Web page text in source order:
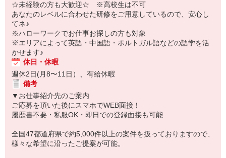
☆未経験の方も大歓迎☆ ※高校生は不可
あなたのレベルに合わせた研修をご用意しているので、安心し
てネ♪
※ハローワークでお仕事お探しの方も対象
※エリアによって英語・中国語・ポルトガル語などの語学を活
かせます♪
休日・休暇
週休2日(月8〜11日）、有給休暇
備考
▼お仕事紹介先のご案内
ご応募を頂いた後にスマホでWEB面接！
履歴書不要・私服OK・即日での登録面接も可能
全国47都道府県で約5,000件以上の案件を扱っておりますので、
様々な希望に沿ったご提案が可能。